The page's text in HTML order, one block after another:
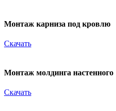
Монтаж карниза под кровлю
Скачать
Монтаж молдинга настенного
Скачать